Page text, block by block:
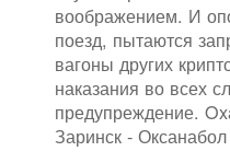
воображением. И
поезд, пытаются
вагоны других
наказания во всех
предупреждение.
Заринск -